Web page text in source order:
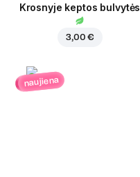
Krosnyje keptos bulvytės
3,00 €
naujiena